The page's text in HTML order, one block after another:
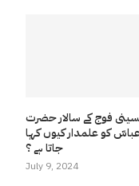
فوج کے سالار حضرت
کو علمدار کیوں کہا
جاتا ہے ؟
July 9, 2024